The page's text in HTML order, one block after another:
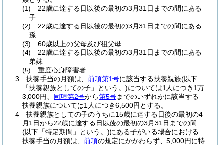
(1)
22歳に達する日以後の最初の3月31日までの間にある
子
(2)
22歳に達する日以後の最初の3月31日までの間にある
孫
(3)
60歳以上の父母及び祖父母
(4)
22歳に達する日以後の最初の3月31日までの間にある
弟妹
(5)
重度心身障害者
3
扶養手当の月額は、 前項第1号に該当する扶養親族(以下
「扶養親族としての子」という。)については1人につき1万
3,000円、 同項第2号から第5号までのいずれかに該当する
扶養親族については1人につき6,500円とする。
4
扶養親族としての子のうちに15歳に達する日後の最初の4
月1日から22歳に達する日以後の最初の3月31日までの間
(以下「特定期間」という。)にある子がいる場合における
扶養手当の月額は、 前項の規定にかかわらず、5,000円に特